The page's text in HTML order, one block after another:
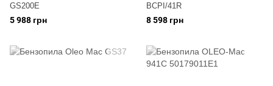
GS200E
5 988 грн
BCPI/41R
8 598 грн